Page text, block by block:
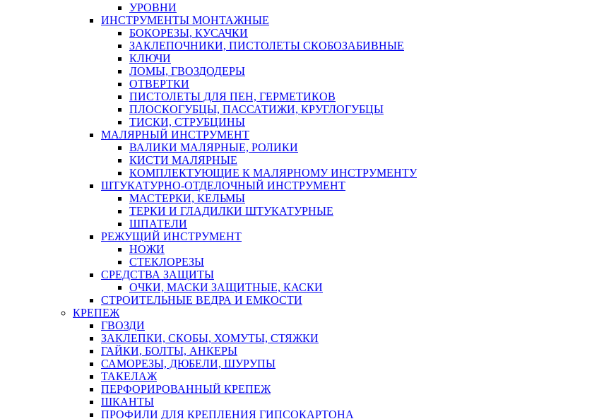
УРОВНИ
ИНСТРУМЕНТЫ МОНТАЖНЫЕ
БОКОРЕЗЫ, КУСАЧКИ
ЗАКЛЕПОЧНИКИ, ПИСТОЛЕТЫ СКОБОЗАБИВНЫЕ
КЛЮЧИ
ЛОМЫ, ГВОЗДОДЕРЫ
ОТВЕРТКИ
ПИСТОЛЕТЫ ДЛЯ ПЕН, ГЕРМЕТИКОВ
ПЛОСКОГУБЦЫ, ПАССАТИЖИ, КРУГЛОГУБЦЫ
ТИСКИ, СТРУБЦИНЫ
МАЛЯРНЫЙ ИНСТРУМЕНТ
ВАЛИКИ МАЛЯРНЫЕ, РОЛИКИ
КИСТИ МАЛЯРНЫЕ
КОМПЛЕКТУЮЩИЕ К МАЛЯРНОМУ ИНСТРУМЕНТУ
ШТУКАТУРНО-ОТДЕЛОЧНЫЙ ИНСТРУМЕНТ
МАСТЕРКИ, КЕЛЬМЫ
ТЕРКИ И ГЛАДИЛКИ ШТУКАТУРНЫЕ
ШПАТЕЛИ
РЕЖУЩИЙ ИНСТРУМЕНТ
НОЖИ
СТЕКЛОРЕЗЫ
СРЕДСТВА ЗАЩИТЫ
ОЧКИ, МАСКИ ЗАЩИТНЫЕ, КАСКИ
СТРОИТЕЛЬНЫЕ ВЕДРА И ЕМКОСТИ
КРЕПЕЖ
ГВОЗДИ
ЗАКЛЕПКИ, СКОБЫ, ХОМУТЫ, СТЯЖКИ
ГАЙКИ, БОЛТЫ, АНКЕРЫ
САМОРЕЗЫ, ДЮБЕЛИ, ШУРУПЫ
ТАКЕЛАЖ
ПЕРФОРИРОВАННЫЙ КРЕПЕЖ
ШКАНТЫ
ПРОФИЛИ ДЛЯ КРЕПЛЕНИЯ ГИПСОКАРТОНА